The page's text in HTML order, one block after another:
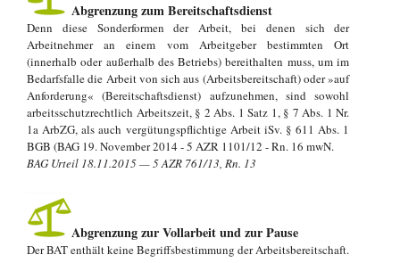
Abgrenzung zum Bereitschaftsdienst
Denn diese Sonderformen der Arbeit, bei denen sich der
Arbeitnehmer an einem vom Arbeitgeber bestimmten Ort
(innerhalb oder außerhalb des Betriebs) bereithalten muss, um im
Bedarfsfalle die Arbeit von sich aus (Arbeitsbereitschaft) oder »auf
Anforderung« (Bereitschaftsdienst) aufzunehmen, sind sowohl
arbeitsschutzrechtlich Arbeitszeit, § 2 Abs. 1 Satz 1, § 7 Abs. 1 Nr.
1a ArbZG, als auch vergütungspflichtige Arbeit iSv. § 611 Abs. 1
BGB (BAG 19. November 2014 - 5 AZR 1101/12 - Rn. 16 mwN.
BAG Urteil 18.11.2015 — 5 AZR 761/13, Rn. 13
Abgrenzung zur Vollarbeit und zur Pause
Der BAT enthält keine Begriffsbestimmung der Arbeitsbereitschaft.